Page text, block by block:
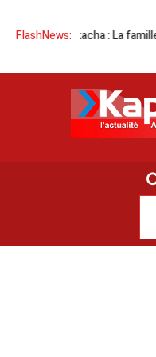
FlashNews:
: La famille du judo en deuil